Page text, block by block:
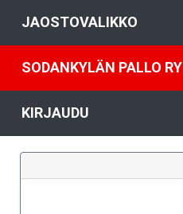
JAOSTOVALIKKO
SODANKYLÄN PALLO RY
KIRJAUDU